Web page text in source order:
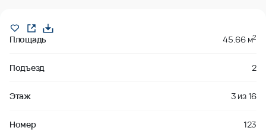
Площадь 45.66 м2
Подъезд 2
Этаж 3 из16
Номер 123